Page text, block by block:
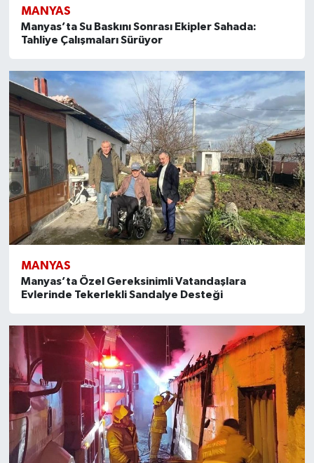
MANYAS
Manyas’ta Su Baskını Sonrası Ekipler Sahada:
Tahliye Çalışmaları Sürüyor
MANYAS
Manyas’ta Özel Gereksinimli Vatandaşlara
Evlerinde Tekerlekli Sandalye Desteği
YAŞAM